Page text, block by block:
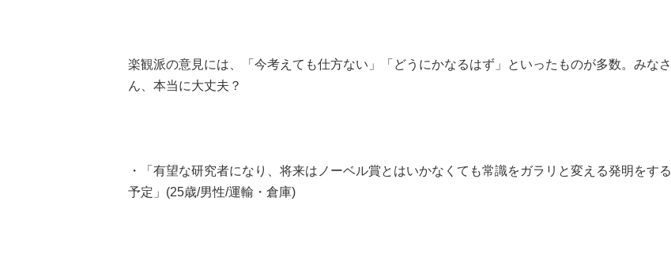
楽観派の意見には、「今考えても仕方ない」「どうにかなるはず」といったものが多数。みなさ
ん、本当に大丈夫？
・「有望な研究者になり、将来はノーベル賞とはいかなくても常識をガラリと変える発明をする
予定」(25歳/男性/運輸・倉庫)